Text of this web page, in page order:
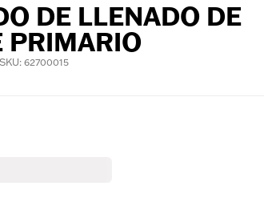
DE LLENADO DE
PRIMARIO
62700015